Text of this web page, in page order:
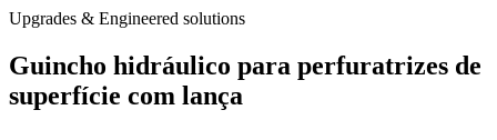
Upgrades & Engineered solutions
Guincho hidráulico para perfuratrizes de
superfície com lança